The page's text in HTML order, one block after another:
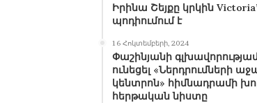
Իրինա Շեյքը կրկին
պոդիումում է
16 Հոկտեմբերի, 2024
Փաշինյանի
ունեցել «Ներդրումների
կենտրոն» հիմնադրամի
հերթական նիստը